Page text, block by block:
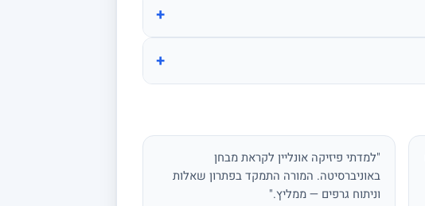
+
+
"למדתי פיזיקה אונליין לקראת מבחן
באוניברסיטה. המורה התמקד בפתרון שאלות
וניתוח גרפים — ממליץ."